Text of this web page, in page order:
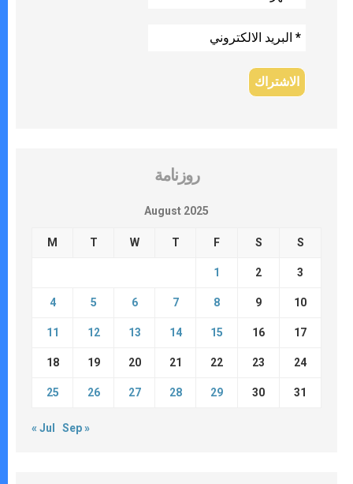
روزنامة
August 2025
M T W T F S S
1 2 3
4 5 6 7 8 9 10
11 12 13 14 15 16 17
18 19 20 21 22 23 24
25 26 27 28 29 30 31
« Jul Sep »